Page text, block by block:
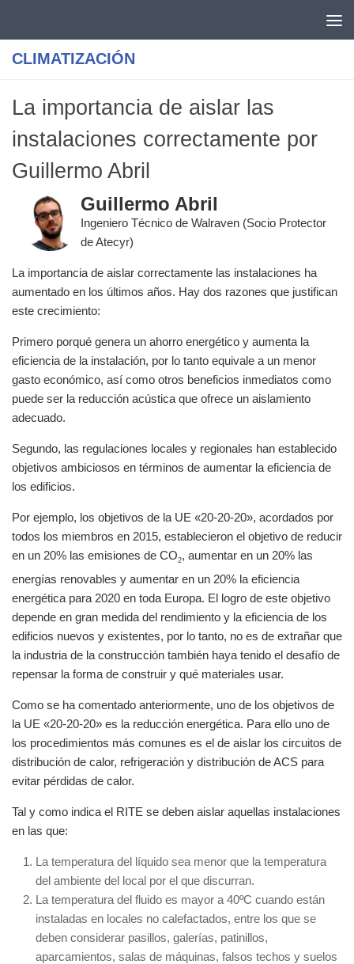
CLIMATIZACIÓN
La importancia de aislar las
instalaciones correctamente por
Guillermo Abril
Guillermo Abril
Ingeniero Técnico de Walraven (Socio Protector
de Atecyr)
La importancia de aislar correctamente las instalaciones ha
aumentado en los últimos años. Hay dos razones que justifican
este crecimiento:
Primero porqué genera un ahorro energético y aumenta la
eficiencia de la instalación, por lo tanto equivale a un menor
gasto económico, así como otros beneficios inmediatos como
puede ser la reducción acústica que ofrece un aislamiento
adecuado.
Segundo, las regulaciones locales y regionales han establecido
objetivos ambiciosos en términos de aumentar la eficiencia de
los edificios.
Por ejemplo, los objetivos de la UE «20-20-20», acordados por
todos los miembros en 2015, establecieron el objetivo de reducir
en un 20% las emisiones de CO2, aumentar en un 20% las
energías renovables y aumentar en un 20% la eficiencia
energética para 2020 en toda Europa. El logro de este objetivo
depende en gran medida del rendimiento y la eficiencia de los
edificios nuevos y existentes, por lo tanto, no es de extrañar que
la industria de la construcción también haya tenido el desafío de
repensar la forma de construir y qué materiales usar.
Como se ha comentado anteriormente, uno de los objetivos de
la UE «20-20-20» es la reducción energética. Para ello uno de
los procedimientos más comunes es el de aislar los circuitos de
distribución de calor, refrigeración y distribución de ACS para
evitar pérdidas de calor.
Tal y como indica el RITE se deben aislar aquellas instalaciones
en las que:
La temperatura del líquido sea menor que la temperatura
del ambiente del local por el que discurran.
La temperatura del fluido es mayor a 40ºC cuando están
instaladas en locales no calefactados, entre los que se
deben considerar pasillos, galerías, patinillos,
aparcamientos, salas de máquinas, falsos techos y suelos